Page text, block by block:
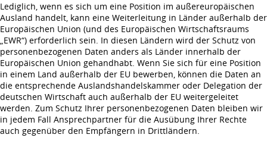
Lediglich, wenn es sich um eine Position im außereuropäischen
Ausland handelt, kann eine Weiterleitung in Länder außerhalb der
Europäischen Union (und des Europäischen Wirtschaftsraums
„EWR“) erforderlich sein. In diesen Ländern wird der Schutz von
personenbezogenen Daten anders als Länder innerhalb der
Europäischen Union gehandhabt. Wenn Sie sich für eine Position
in einem Land außerhalb der EU bewerben, können die Daten an
die entsprechende Auslandshandelskammer oder Delegation der
deutschen Wirtschaft auch außerhalb der EU weitergeleitet
werden. Zum Schutz Ihrer personenbezogenen Daten bleiben wir
in jedem Fall Ansprechpartner für die Ausübung Ihrer Rechte
auch gegenüber den Empfängern in Drittländern.